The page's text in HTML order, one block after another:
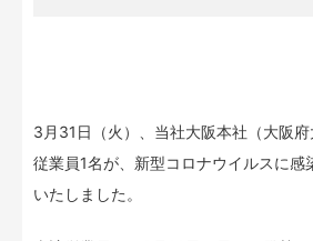
3月31日（火）、当社大阪本社（大阪
従業員1名が、新型コロナウイルスに感
いたしました。